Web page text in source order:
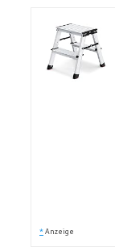
* Anzeige